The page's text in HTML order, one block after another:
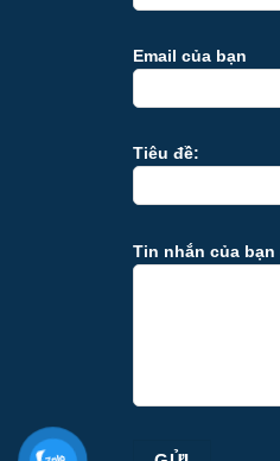
Email của bạn
Tiêu đề:
Tin nhắn của